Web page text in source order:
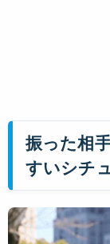
振った相
すいシチ